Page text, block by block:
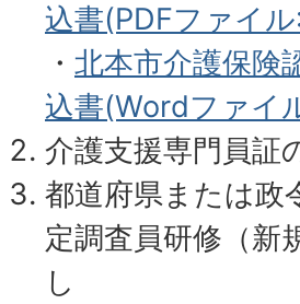
込書(PDFファイ
・ 北本市介護保険
込書(Wordファイ
介護支援専門員証
都道府県または政
定調査員研修（新
し